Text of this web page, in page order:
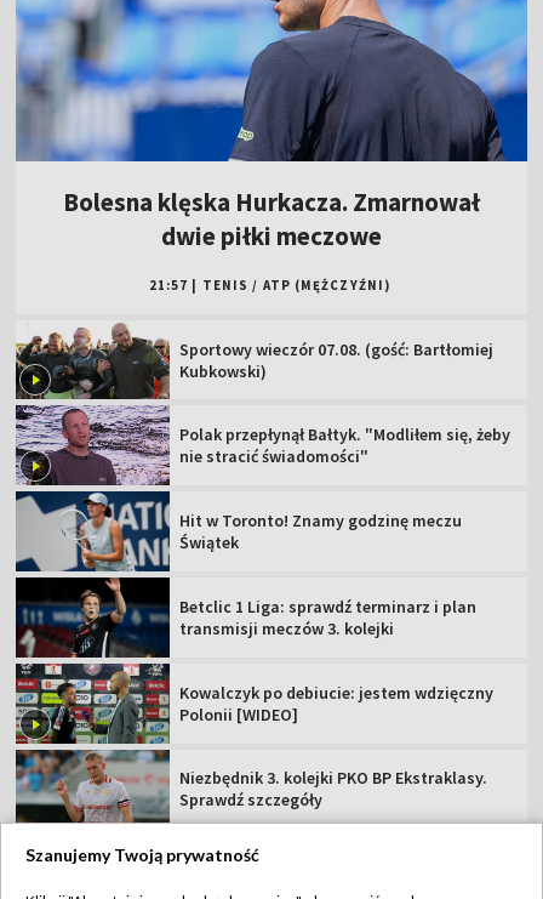
Bolesna klęska Hurkacza. Zmarnował
dwie piłki meczowe
21:57 | TENIS / ATP (MĘŻCZYŹNI)
Sportowy wieczór 07.08. (gość: Bartłomiej
Kubkowski)
Polak przepłynął Bałtyk. "Modliłem się, żeby
nie stracić świadomości"
Hit w Toronto! Znamy godzinę meczu
Świątek
Betclic 1 Liga: sprawdź terminarz i plan
transmisji meczów 3. kolejki
Kowalczyk po debiucie: jestem wdzięczny
Polonii [WIDEO]
Niezbędnik 3. kolejki PKO BP Ekstraklasy.
Sprawdź szczegóły
Szanujemy Twoją prywatność